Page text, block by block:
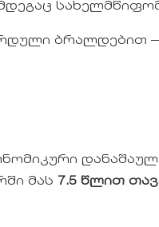
მას 7.5 წლით